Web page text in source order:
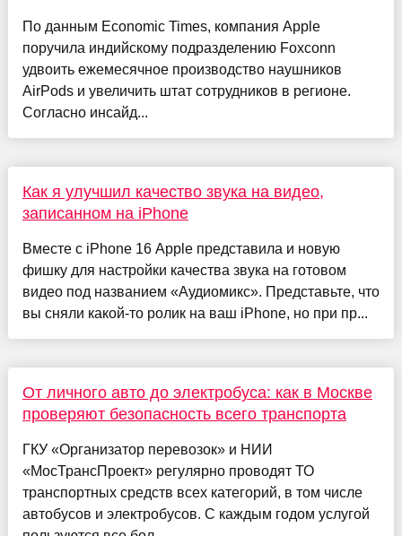
По данным Economic Times, компания Apple
поручила индийскому подразделению Foxconn
удвоить ежемесячное производство наушников
AirPods и увеличить штат сотрудников в регионе.
Согласно инсайд...
Как я улучшил качество звука на видео,
записанном на iPhone
Вместе с iPhone 16 Apple представила и новую
фишку для настройки качества звука на готовом
видео под названием «Аудиомикс». Представьте, что
вы сняли какой-то ролик на ваш iPhone, но при пр...
От личного авто до электробуса: как в Москве
проверяют безопасность всего транспорта
ГКУ «Организатор перевозок» и НИИ
«МосТрансПроект» регулярно проводят ТО
транспортных средств всех категорий, в том числе
автобусов и электробусов. С каждым годом услугой